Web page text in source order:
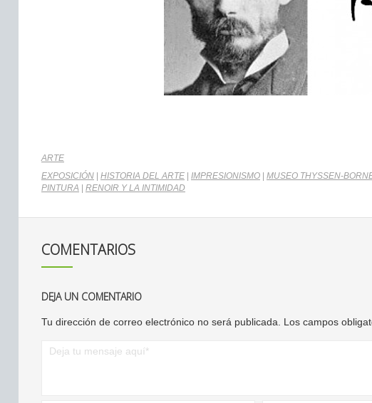
ARTE
EXPOSICIÓN
HISTORIA DEL ARTE IMPRESIONISMO MUSEO THYSSEN-
PINTURA
RENOIR Y LA INTIMIDAD
COMENTARIOS
DEJA UN COMENTARIO
Tu dirección de correo electrónico no será publicada. Los campos